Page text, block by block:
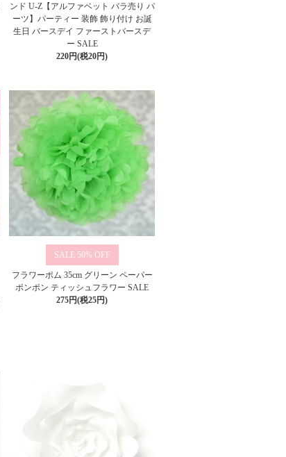
ンド U-Z【アルファベット バラ売り パ
ーツ】パーティー 装飾 飾り付け お誕
生日 バースデイ ファーストバースデ
ー SALE
220円(税20円)
50%
フラワーポム 35cm グリーン ペーパー
ポンポン ティッシュフラワー SALE
275円(税25円)